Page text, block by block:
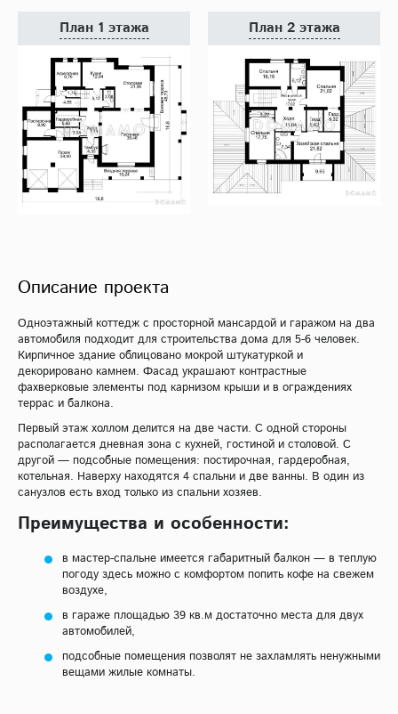
План 1 этажа План 2 этажа
Описание проекта
Одноэтажный коттедж с просторной мансардой и гаражом на два
автомобиля подходит для строительства дома для 5-6 человек.
Кирпичное здание облицовано мокрой штукатуркой и
декорировано камнем. Фасад украшают контрастные
фахверковые элементы под карнизом крыши и в ограждениях
террас и балкона.
Первый этаж холлом делится на две части. С одной стороны
располагается дневная зона с кухней, гостиной и столовой. С
другой — подсобные помещения: постирочная, гардеробная,
котельная. Наверху находятся 4 спальни и две ванны. В один из
санузлов есть вход только из спальни хозяев.
Преимущества и особенности:
в мастер-спальне имеется габаритный балкон — в теплую
погоду здесь можно с комфортом попить кофе на свежем
воздухе,
в гараже площадью 39 кв.м достаточно места для двух
автомобилей,
подсобные помещения позволят не захламлять ненужными
вещами жилые комнаты.